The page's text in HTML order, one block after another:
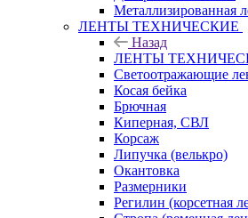
Металлизированная
ЛЕНТЫ ТЕХНИЧЕСКИЕ
Назад
ЛЕНТЫ
Светоотражающие
Косая бейка
Брючная
Киперная, СВЛ
Корсаж
Липучка (велькро)
Окантовка
Размерники
Регилин (корсетная